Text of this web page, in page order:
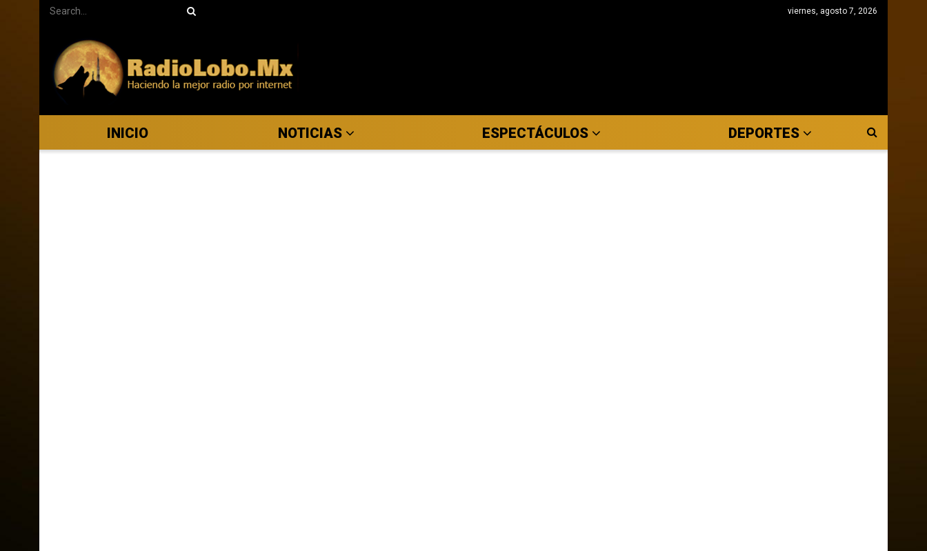
viernes, agosto 7, 2026
INICIO NOTICIAS ESPECTÁCULOS DEPORTES